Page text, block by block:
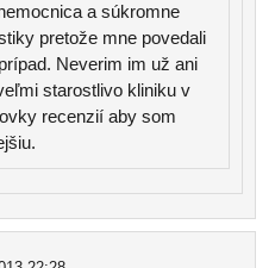
a súkromne
pretože mne povedali
Neverim im už ani
starostlivo kliniku v
recenzií aby som